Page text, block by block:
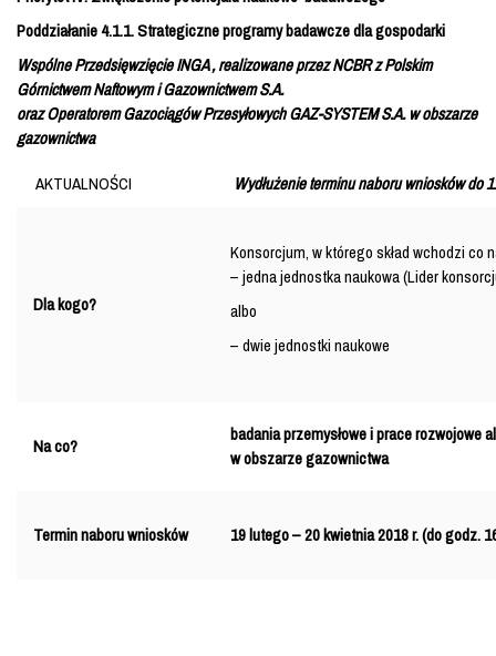
Poddziałanie 4.1.1. Strategiczne programy badawcze dla gospodarki
Wspólne Przedsięwzięcie INGA , realizowane przez NCBR z Polskim
Górnictwem Naftowym i Gazownictwem S.A.
oraz Operatorem Gazociągów Przesyłowych GAZ-SYSTEM S.A. w obszarze
gazownictwa
AKTUALNOŚCI
Wydłużenie terminu naboru wniosków do
Dla kogo?
Konsorcjum, w którego skład wchodzi co
– jedna jednostka naukowa (Lider
albo
– dwie jednostki naukowe
Na co?
badania przemysłowe i prace rozwojowe
w obszarze gazownictwa
Termin naboru wniosków 19 lutego – 20 kwietnia 2018 r. (do godz.